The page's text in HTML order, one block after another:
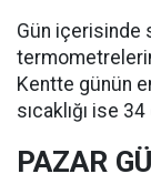
Gün içerisinde
Kentte günün
sıcaklığı ise
PAZAR